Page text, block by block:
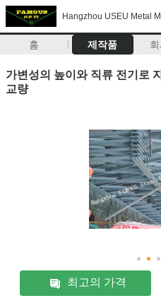
Hangzhou USEU Metal
홈 제작품
가변성의 높이와 직류 전기로
교량
최고의 가격